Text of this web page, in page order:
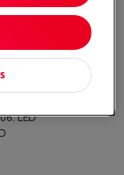
13 POUCES | 512
LED